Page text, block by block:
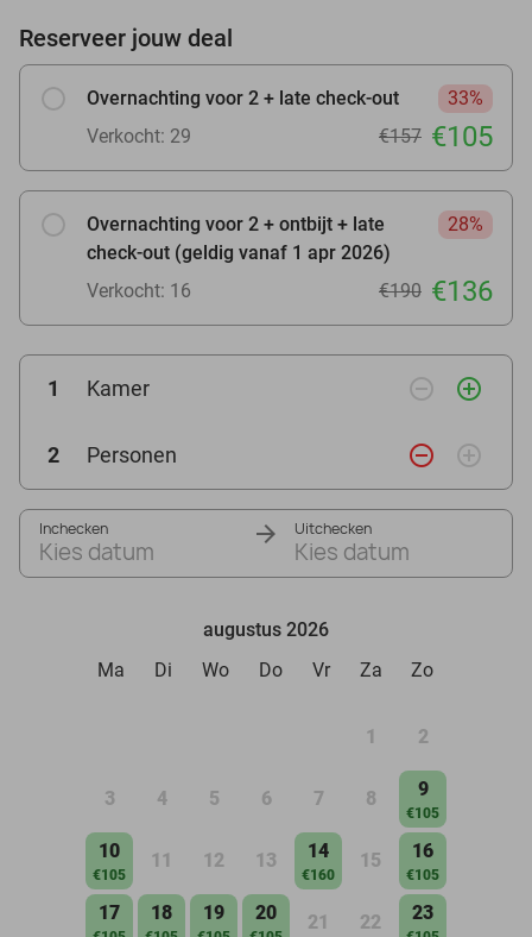
Reserveer jouw deal
Overnachting voor 2 + late check-out
33%
Verkocht: 29
€157 €105
Overnachting voor 2 + ontbijt + late
check-out (geldig vanaf 1 apr 2026)
28%
Verkocht: 16 €190 €136
1 Kamer remove_circle_outline add_circle_outline
2 Personen remove_circle_outline add_circle_outline
Inchecken
Kies datum
Uitchecken
Kies datum
augustus 2026
Ma
Di Wo Do Vr Za Zo
1 2
3 4 5 6 7 8 9
€105
10
€105
11 12 13 14
€160
15 16
€105
17 18 19 20 21 22 23